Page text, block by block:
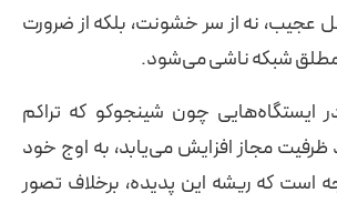
عجیب، نه از سر خشونت، بلکه از ضرورت
شبکه ناشی می‌شود.
ایستگاه‌هایی چون شینجوکو که تراکم
۲۰۰ درصد ظرفیت مجاز افزایش می‌یابد، به اوج خود
است که ریشه این پدیده، برخلاف تصور